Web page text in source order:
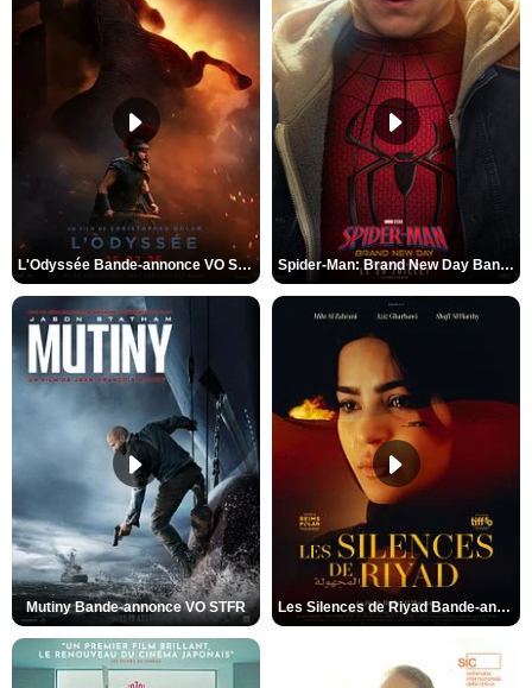
L'Odyssée Bande-annonce VO STFR Spider-Man: Brand New Day Bande-annonce VO STFR
Mutiny Bande-annonce VO STFR Les Silences de Riyad Bande-annonce VO STFR